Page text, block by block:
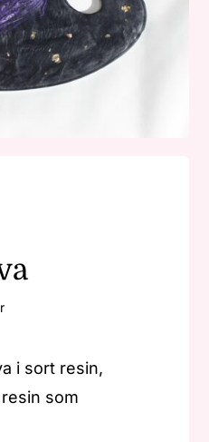
i sort resin,
som